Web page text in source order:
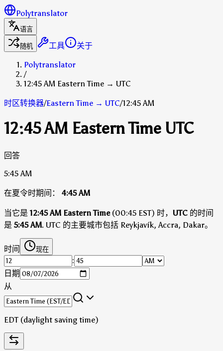
Polytranslator
语言
随机
工具
关于
Polytranslator
/
12:45 AM Eastern Time → UTC
时区转换器/Eastern Time → UTC/12:45 AM
12:45 AM Eastern Time UTC
回答
5:45 AM
在夏令时期间： 4:45 AM
当它是12:45 AM Eastern Time(00:45 EST) 时， UTC 的时间
是 5:45 AM. UTC 的主要城市包括 Reykjavík, Accra, Dakar。
时间 现在
:
日期
从
EDT (daylight saving time)